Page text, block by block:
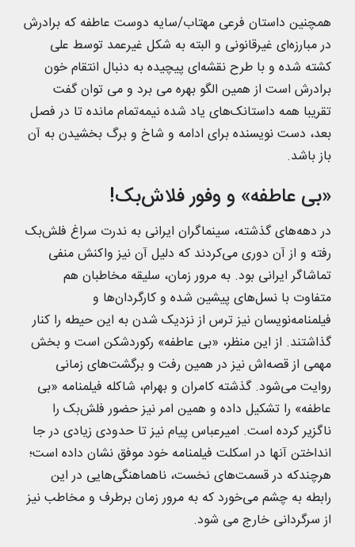
همچنین داستان فرعی مهتاب/سایه دوست عاطفه که برادرش
در مبارزه‌ای غیرقانونی و البته به شکل غیرعمد توسط علی
کشته شده و با طرح نقشه‌ای پیچیده به دنبال انتقام خون
برادرش است از همین الگو بهره می برد و می توان گفت
تقریبا همه داستانک‌های یاد شده نیمه‌تمام مانده تا در فصل
بعد، دست نویسنده برای ادامه و شاخ و برگ بخشیدن به آن
باز باشد.
«بی عاطفه» و وفور فلاش‌بک!
در دهه‌های گذشته، سینماگران ایرانی به ندرت سراغ فلش‌بک
رفته و از آن دوری می‌کردند که دلیل آن نیز واکنش منفی
تماشاگر ایرانی بود. به مرور زمان، سلیقه مخاطبان هم
متفاوت با نسل‌های پیشین شده و کارگردا‌ن‌ها و
فیلمنامه‌نویسان نیز ترس از نزدیک شدن به این حیطه را کنار
گذاشتند. از این منظر، «بی عاطفه» رکوردشکن است و بخش
مهمی از قصه‌اش نیز در همین رفت و برگشت‌های زمانی
روایت می‌شود. گذشته کامران و بهرام، شاکله فیلمنامه «بی
عاطفه» را تشکیل داده و همین امر نیز حضور فلش‌بک را
ناگزیر کرده است. امیرعباس پیام نیز تا حدودی زیادی در جا
انداختن آنها در اسکلت فیلمنامه خود موفق نشان داده است؛
هرچندکه در قسمت‌های نخست، ناهماهنگی‌هایی در این
رابطه به چشم می‌خورد که به مرور زمان برطرف و مخاطب نیز
از سرگردانی خارج می شود.